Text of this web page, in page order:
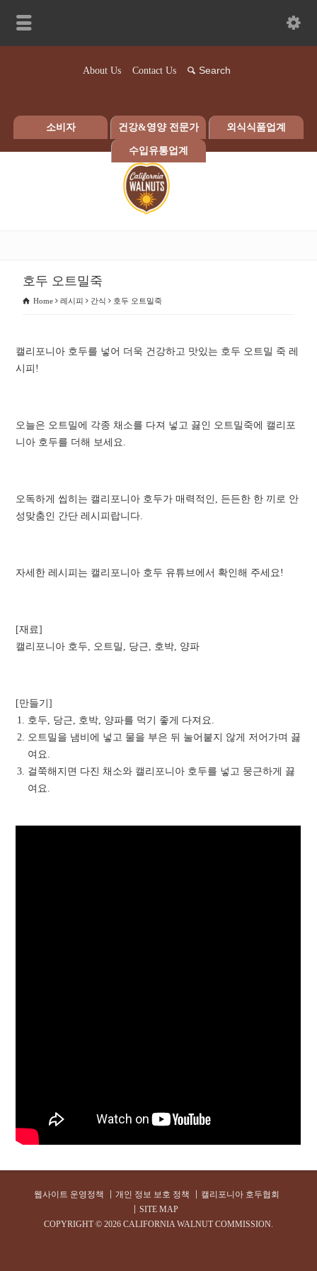
About Us Contact Us
소비자 건강&영양 전문가 외식식품업계
수입유통업계
호두 오트밀죽
Home 레시피 간식 호두 오트밀죽
캘리포니아 호두를 넣어 더욱 건강하고 맛있는 호두 오트밀 죽 레
시피!
오늘은 오트밀에 각종 채소를 다져 넣고 끓인 오트밀죽에 캘리포
니아 호두를 더해 보세요.
오독하게 씹히는 캘리포니아 호두가 매력적인, 든든한 한 끼로 안
성맞춤인 간단 레시피랍니다.
자세한 레시피는 캘리포니아 호두 유튜브에서 확인해 주세요!
[재료]
캘리포니아 호두, 오트밀, 당근, 호박, 양파
[만들기]
호두, 당근, 호박, 양파를 먹기 좋게 다져요.
오트밀을 냄비에 넣고 물을 부은 뒤 눌어붙지 않게 저어가며 끓
여요.
걸쭉해지면 다진 채소와 캘리포니아 호두를 넣고 뭉근하게 끓
여요.
웹사이트 운영정책 개인 정보 보호 정책
캘리포니아 호두협회
SITE MAP
COPYRIGHT © 2026 CALIFORNIA WALNUT COMMISSION.